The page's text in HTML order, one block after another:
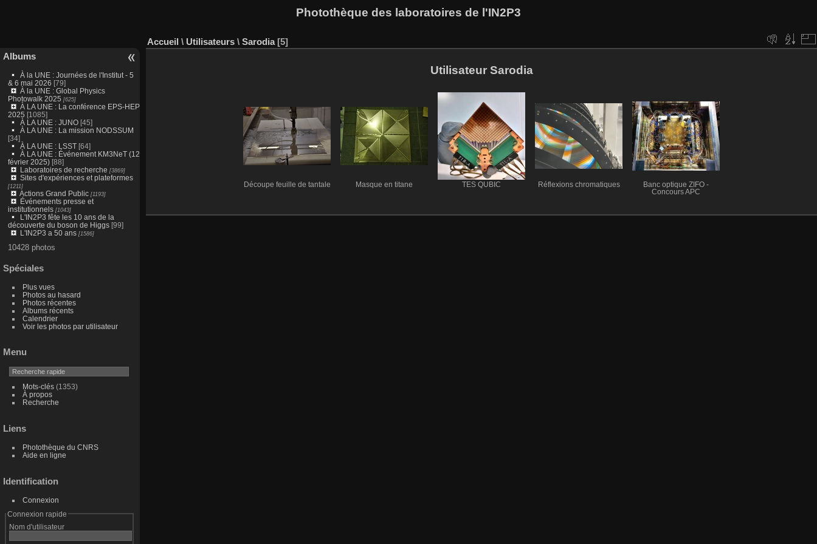
Photothèque des laboratoires de l'IN2P3
Albums
À la UNE : Journées de l'Institut - 5
& 6 mai 2026 [79]
À la UNE : Global Physics
Photowalk 2025 [625]
À LA UNE : La conférence EPS-HEP
2025 [1085]
À LA UNE : JUNO [45]
À LA UNE : La mission NODSSUM
[34]
À LA UNE : LSST[64]
À LA UNE : Événement KM3NeT (12
février 2025)[88]
Laboratoires de recherche [3869]
Sites d'expériences et plateformes
[1211]
Actions Grand Public[1193]
Événements presse et
institutionnels[1043]
L'IN2P3 fête les 10 ans de la
découverte du boson de Higgs[99]
L'IN2P3 a 50 ans[1586]
10428 photos
Spéciales
Plus vues
Photos au hasard
Photos récentes
Albums récents
Calendrier
Voir les photos par utilisateur
Menu
Mots-clés(1353)
À propos
Recherche
Liens
Photothèque du CNRS
Aide en ligne
Identification
Connexion
Connexion rapide
Nom d'utilisateur
Accueil \ Utilisateurs \ Sarodia 5
Utilisateur Sarodia
Découpe feuille de tantale Masque en titane TES QUBIC Réflexions chromatiques
Banc optique ZIFO -
Concours APC